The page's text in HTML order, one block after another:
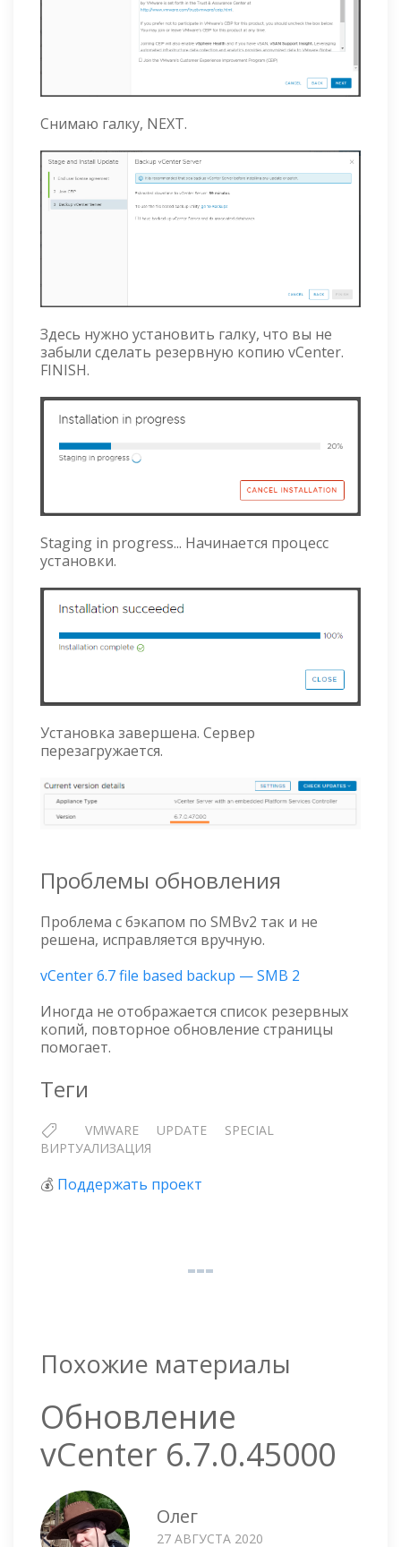
Снимаю галку, NEXT.
Здесь нужно установить галку, что вы не
забыли сделать резервную копию vCenter.
FINISH.
Staging in progress... Начинается процесс
установки.
Установка завершена. Сервер
перезагружается.
Проблемы обновления
Проблема с бэкапом по SMBv2 так и не
решена, исправляется вручную.
vCenter 6.7 file based backup — SMB 2
Иногда не отображается список резервных
копий, повторное обновление страницы
помогает.
Теги
VMWARE UPDATE
SPECIAL
ВИРТУАЛИЗАЦИЯ
💰 Поддержать проект
Похожие материалы
Обновление
vCenter 6.7.0.45000
Олег
27 АВГУСТА 2020